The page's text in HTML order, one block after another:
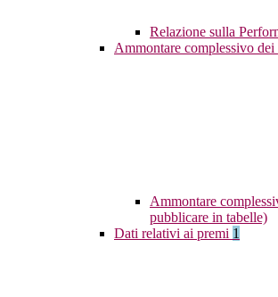
Relazione sulla
Ammontare complessivo dei
Ammontare
pubblicare in tabelle)
Dati relativi ai premi 1